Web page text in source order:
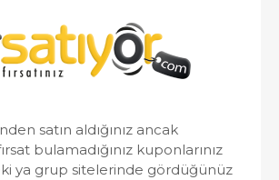
satın aldığınız ancak
bulamadığınız kuponlarınız
ya grup sitelerinde gördüğünüz